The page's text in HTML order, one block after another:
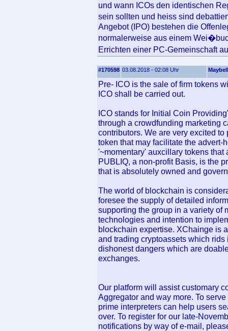
und wann ICOs den identischen
sein sollten und heiss sind
Angebot (IPO) bestehen die
normalerweise aus einem
Errichten einer PC-Gemeinschaft
#170598 03.08.2018 - 02:08 Uhr Maybell
Pre- ICO is the sale of firm tokens
ICO shall be carried out.
ICO stands for Initial Coin
through a crowdfunding marketing
contributors. We are very excited
token that may facilitate the
'~momentary' auxcillary tokens that
PUBLIQ, a non-profit Basis, is the
that is absolutely owned and
The world of blockchain is
foresee the supply of detailed
supporting the group in a variety of
technologies and intention to
blockchain expertise. XChainge is
and trading cryptoassets which
dishonest dangers which are
exchanges.
Our platform will assist customary
Aggregator and way more. To
prime interpreters can help users
over. To register for our late-
notifications by way of e-mail,